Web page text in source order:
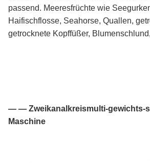
passend. Meeresfrüchte wie
Haifischflosse, Seahorse, Quallen,
getrocknete Kopffüßer,
— — Zweikanalkreismulti-gewichts-
Maschine